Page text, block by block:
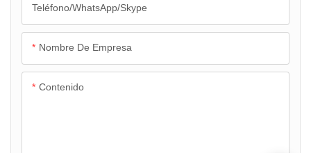
Teléfono/WhatsApp/Skype
Nombre De Empresa
Contenido
operación completamente automática, monitoreo de la escena a
través de la cámara, computadora, operación visual del terminal
del teléfono móvil.